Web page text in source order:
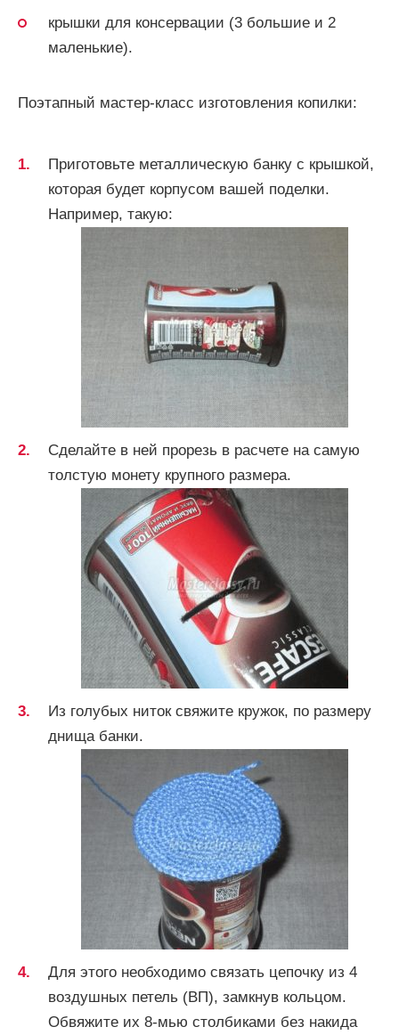
крышки для консервации (3 большие и 2
маленькие).
Поэтапный мастер-класс изготовления копилки:
Приготовьте металлическую банку с крышкой,
которая будет корпусом вашей поделки.
Например, такую:
Сделайте в ней прорезь в расчете на самую
толстую монету крупного размера.
Из голубых ниток свяжите кружок, по размеру
днища банки.
Для этого необходимо связать цепочку из 4
воздушных петель (ВП), замкнув кольцом.
Обвяжите их 8-мью столбиками без накида